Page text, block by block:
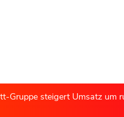
Gruppe steigert Umsatz um